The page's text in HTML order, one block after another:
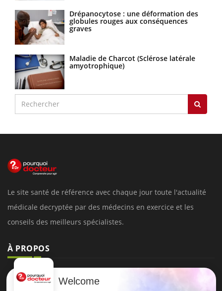
Drépanocytose : une déformation des
globules rouges aux conséquences
graves
Maladie de Charcot (Sclérose latérale
amyotrophique)
Le site santé de référence avec chaque jour toute l'actualité
médicale decryptée par des médecins en exercice et les
conseils des meilleurs spécialistes.
À PROPOS
Données personnelles et cookies
Welcome